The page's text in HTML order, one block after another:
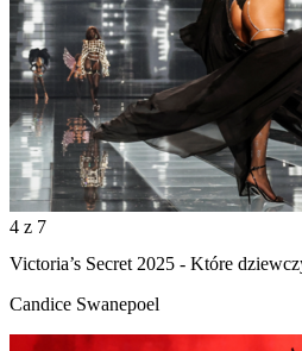
4 z 7
Victoria’s Secret 2025 - Które
Candice Swanepoel